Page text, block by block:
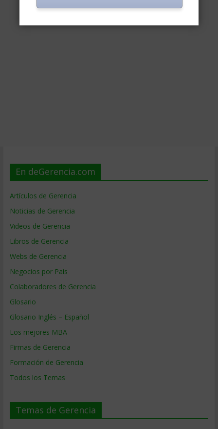
En deGerencia.com
Artículos de Gerencia
Noticias de Gerencia
Videos de Gerencia
Libros de Gerencia
Webs de Gerencia
Negocios por País
Colaboradores de Gerencia
Glosario
Glosario Inglés – Español
Los mejores MBA
Firmas de Gerencia
Formación de Gerencia
Todos los Temas
Temas de Gerencia